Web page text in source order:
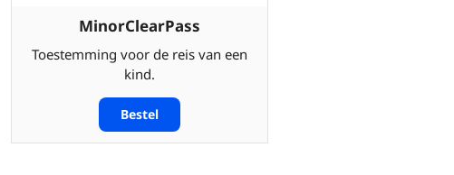
MinorClearPass
Toestemming voor de reis van een
kind.
Bestel